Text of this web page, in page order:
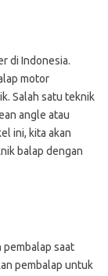
di Indonesia.
motor
Salah satu teknik
angle atau
ini, kita akan
balap dengan
pembalap saat
pembalap untuk